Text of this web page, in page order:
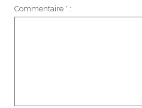
Commentaire * :